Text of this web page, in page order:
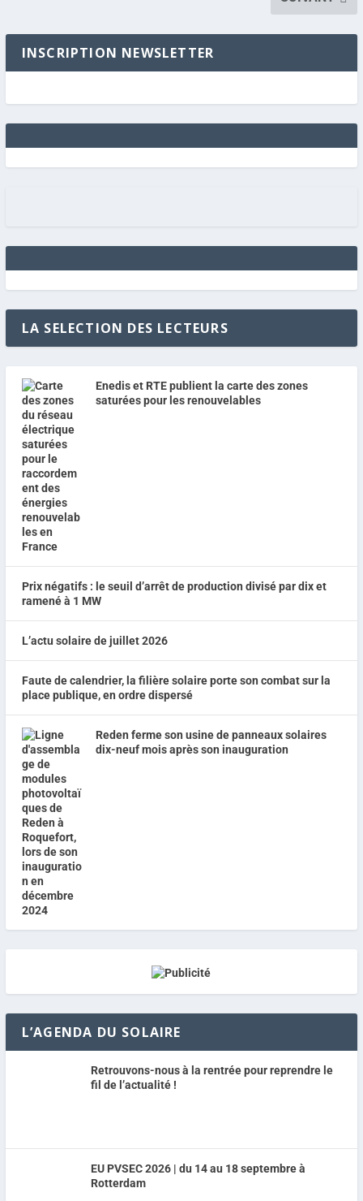
INSCRIPTION NEWSLETTER
LA SELECTION DES LECTEURS
Enedis et RTE publient la carte des zones
saturées pour les renouvelables
Prix négatifs : le seuil d’arrêt de production divisé par dix et
ramené à 1 MW
L’actu solaire de juillet 2026
Faute de calendrier, la filière solaire porte son combat sur la
place publique, en ordre dispersé
Reden ferme son usine de panneaux solaires
dix-neuf mois après son inauguration
L’AGENDA DU SOLAIRE
Retrouvons-nous à la rentrée pour reprendre le
fil de l’actualité !
EU PVSEC 2026 | du 14 au 18 septembre à
Rotterdam